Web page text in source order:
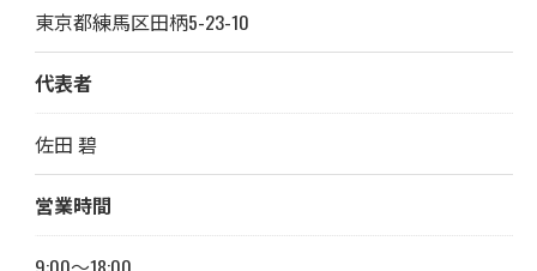
東京都練馬区田柄5-23-10
代表者
佐田 碧
営業時間